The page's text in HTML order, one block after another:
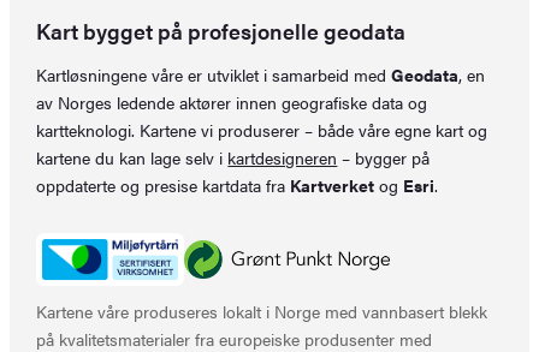
Kart bygget på profesjonelle geodata
Kartløsningene våre er utviklet i samarbeid medGeodata, en
av Norges ledende aktører innen geografiske data og
kartteknologi. Kartene vi produserer – både våre egne kart og
kartene du kan lage selv i kartdesigneren – bygger på
oppdaterte og presise kartdata fra Kartverket og Esri.
Kartene våre produseres lokalt i Norge med vannbasert blekk
på kvalitetsmaterialer fra europeiske produsenter med